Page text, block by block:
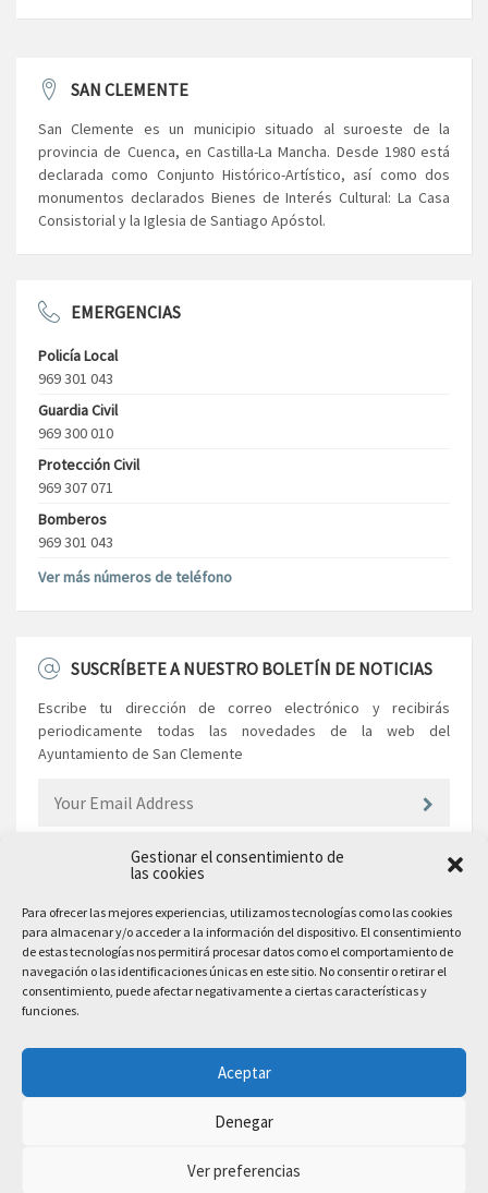
Gestionar el consentimiento de
las cookies
Para ofrecer las mejores experiencias, utilizamos tecnologías como las cookies
para almacenar y/o acceder a la información del dispositivo. El consentimiento
de estas tecnologías nos permitirá procesar datos como el comportamiento de
navegación o las identificaciones únicas en este sitio. No consentir o retirar el
consentimiento, puede afectar negativamente a ciertas características y
funciones.
Aceptar
Denegar
Ver preferencias
SAN CLEMENTE
San Clemente es un municipio situado al suroeste de la
provincia de Cuenca, en Castilla-La Mancha. Desde 1980 está
declarada como Conjunto Histórico-Artístico, así como dos
monumentos declarados Bienes de Interés Cultural: La Casa
Consistorial y la Iglesia de Santiago Apóstol.
EMERGENCIAS
Policía Local
969 301 043
Guardia Civil
969 300 010
Protección Civil
969 307 071
Bomberos
969 301 043
Ver más números de teléfono
SUSCRÍBETE A NUESTRO BOLETÍN DE NOTICIAS
Escribe tu dirección de correo electrónico y recibirás
periodicamente todas las novedades de la web del
Ayuntamiento de San Clemente
EL AYUNTAMIENTO
Plaza Mayor, 10
San Clemente, 16600, Cuenca
Teléfono: 969 300 003
Email Comunicación y Publicidad:
comunicacion@sanclemente.es
2023 © Ayuntamiento de San Clemente. Todos los derechos reservados